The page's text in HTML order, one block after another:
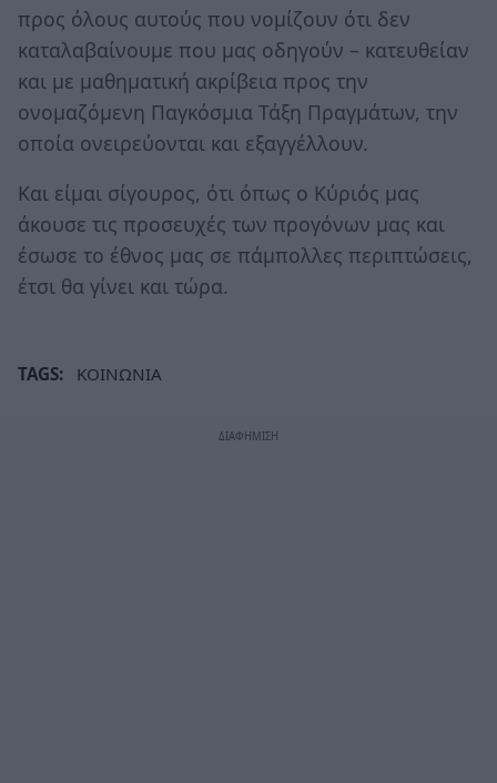
προς όλους αυτούς που νομίζουν ότι δεν
καταλαβαίνουμε που μας οδηγούν – κατευθείαν
και με μαθηματική ακρίβεια προς την
ονομαζόμενη Παγκόσμια Τάξη Πραγμάτων, την
οποία ονειρεύονται και εξαγγέλλουν.
Και είμαι σίγουρος, ότι όπως ο Κύριός μας
άκουσε τις προσευχές των προγόνων μας και
έσωσε το έθνος μας σε πάμπολλες περιπτώσεις,
έτσι θα γίνει και τώρα.
TAGS: ΚΟΙΝΩΝΙΑ